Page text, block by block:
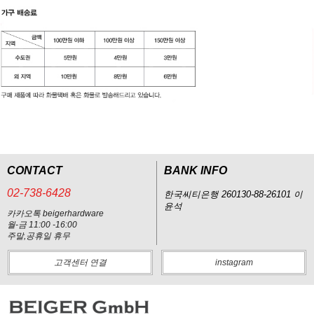
CONTACT
02-738-6428
카카오톡 beigerhardware
월-금 11:00 -16:00
주말,공휴일 휴무
BANK INFO
한국씨티은행 260130-88-26101 이
윤석
고객센터 연결 instagram